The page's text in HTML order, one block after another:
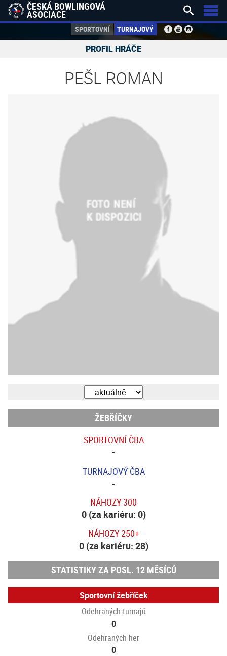
ČESKÁ BOWLINGOVÁ
ASOCIACE
SPORTOVNÍ TURNAJOVÝ
 
PROFIL HRÁČE
PEŠL ROMAN
ŽEBŘÍČKY
SPORTOVNÍ ČBA
-
TURNAJOVÝ ČBA
-
NÁHOZY 300
0 (za kariéru: 0)
NÁHOZY 250+
0 (za kariéru: 28)
STATISTIKY ZA POSL. 12 MĚSÍCŮ
Sportovní žebříček
Odehraných turnajů
0
Odehraných her
0